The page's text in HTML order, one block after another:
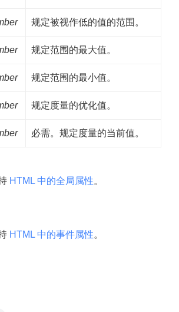
规定被视作低的值的范围。
规定范围的最大值。
规定范围的最小值。
规定度量的优化值。
必需。规定度量的当前值。
HTML 中的全局属性。
HTML 中的事件属性。